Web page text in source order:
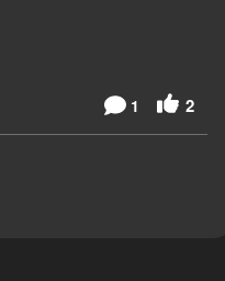
2
1